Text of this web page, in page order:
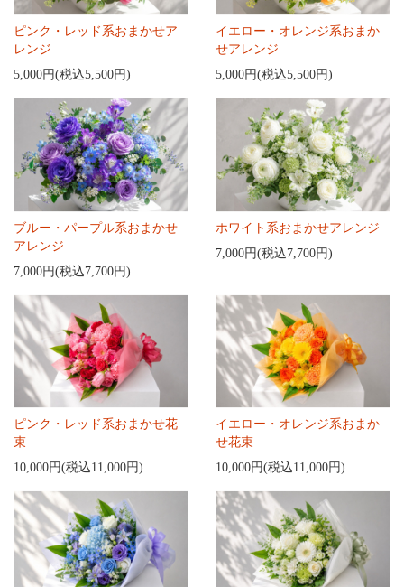
ピンク・レッド系おまかせア
レンジ
5,000円(税込5,500円)
イエロー・オレンジ系おまか
せアレンジ
5,000円(税込5,500円)
ブルー・パープル系おまかせ
アレンジ
7,000円(税込7,700円)
ホワイト系おまかせアレンジ
7,000円(税込7,700円)
ピンク・レッド系おまかせ花
束
10,000円(税込11,000円)
イエロー・オレンジ系おまか
せ花束
10,000円(税込11,000円)